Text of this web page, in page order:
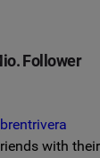
Follower
with